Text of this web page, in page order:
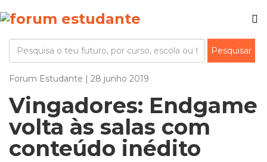
Forum Estudante | 28 junho 2019
Vingadores: Endgame
volta às salas com
conteúdo inédito